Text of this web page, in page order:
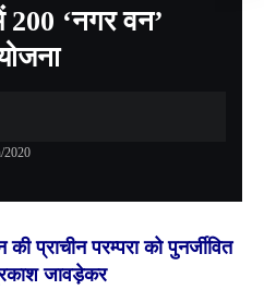
>पांच वर्षों में देशभर में 200 ‘नगर वन’ विकसित करने की योजना
200 ‘नगर वन’
2020
प्राचीन परम्‍परा को पुनर्जीवित
जावड़ेकर